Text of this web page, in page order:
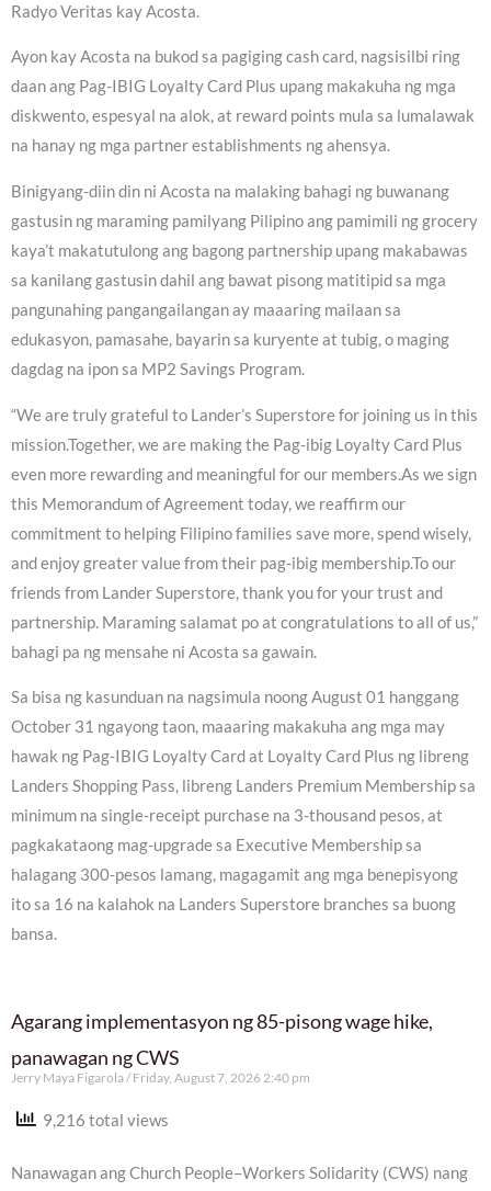
Radyo Veritas kay Acosta.
Ayon kay Acosta na bukod sa pagiging cash card, nagsisilbi ring
daan ang Pag-IBIG Loyalty Card Plus upang makakuha ng mga
diskwento, espesyal na alok, at reward points mula sa lumalawak
na hanay ng mga partner establishments ng ahensya.
Binigyang-diin din ni Acosta na malaking bahagi ng buwanang
gastusin ng maraming pamilyang Pilipino ang pamimili ng grocery
kaya’t makatutulong ang bagong partnership upang makabawas
sa kanilang gastusin dahil ang bawat pisong matitipid sa mga
pangunahing pangangailangan ay maaaring mailaan sa
edukasyon, pamasahe, bayarin sa kuryente at tubig, o maging
dagdag na ipon sa MP2 Savings Program.
“We are truly grateful to Lander’s Superstore for joining us in this
mission.Together, we are making the Pag-ibig Loyalty Card Plus
even more rewarding and meaningful for our members.As we sign
this Memorandum of Agreement today, we reaffirm our
commitment to helping Filipino families save more, spend wisely,
and enjoy greater value from their pag-ibig membership.To our
friends from Lander Superstore, thank you for your trust and
partnership. Maraming salamat po at congratulations to all of us,”
bahagi pa ng mensahe ni Acosta sa gawain.
Sa bisa ng kasunduan na nagsimula noong August 01 hanggang
October 31 ngayong taon, maaaring makakuha ang mga may
hawak ng Pag-IBIG Loyalty Card at Loyalty Card Plus ng libreng
Landers Shopping Pass, libreng Landers Premium Membership sa
minimum na single-receipt purchase na 3-thousand pesos, at
pagkakataong mag-upgrade sa Executive Membership sa
halagang 300-pesos lamang, magagamit ang mga benepisyong
ito sa 16 na kalahok na Landers Superstore branches sa buong
bansa.
Agarang implementasyon ng 85-pisong wage hike,
panawagan ng CWS
Jerry Maya Figarola Friday, August 7, 2026 2:40 pm
9,216 total views
Nanawagan ang Church People–Workers Solidarity (CWS) nang